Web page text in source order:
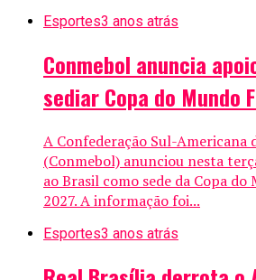
Esportes3 anos atrás
Conmebol anuncia
sediar Copa do Mundo
A Confederação Sul-Americana
(Conmebol) anunciou nesta
ao Brasil como sede da Copa
2027. A informação foi...
Esportes3 anos atrás